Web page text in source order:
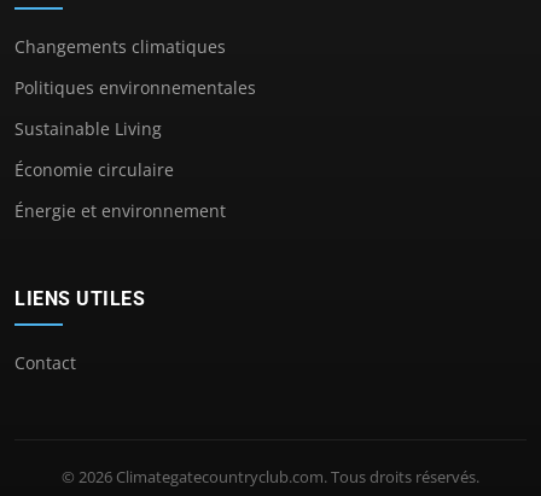
Changements climatiques
Politiques environnementales
Sustainable Living
Économie circulaire
Énergie et environnement
LIENS UTILES
Contact
© 2026 Climategatecountryclub.com. Tous droits réservés.